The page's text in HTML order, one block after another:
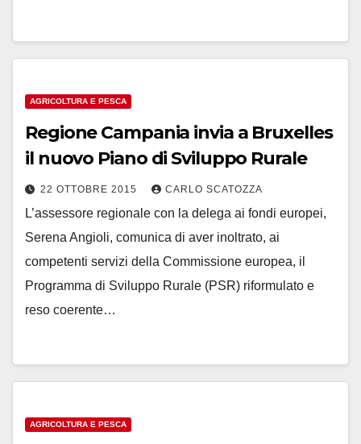
AGRICOLTURA E PESCA
Regione Campania invia a Bruxelles
il nuovo Piano di Sviluppo Rurale
22 OTTOBRE 2015 CARLO SCATOZZA
L’assessore regionale con la delega ai fondi europei,
Serena Angioli, comunica di aver inoltrato, ai
competenti servizi della Commissione europea, il
Programma di Sviluppo Rurale (PSR) riformulato e
reso coerente…
AGRICOLTURA E PESCA